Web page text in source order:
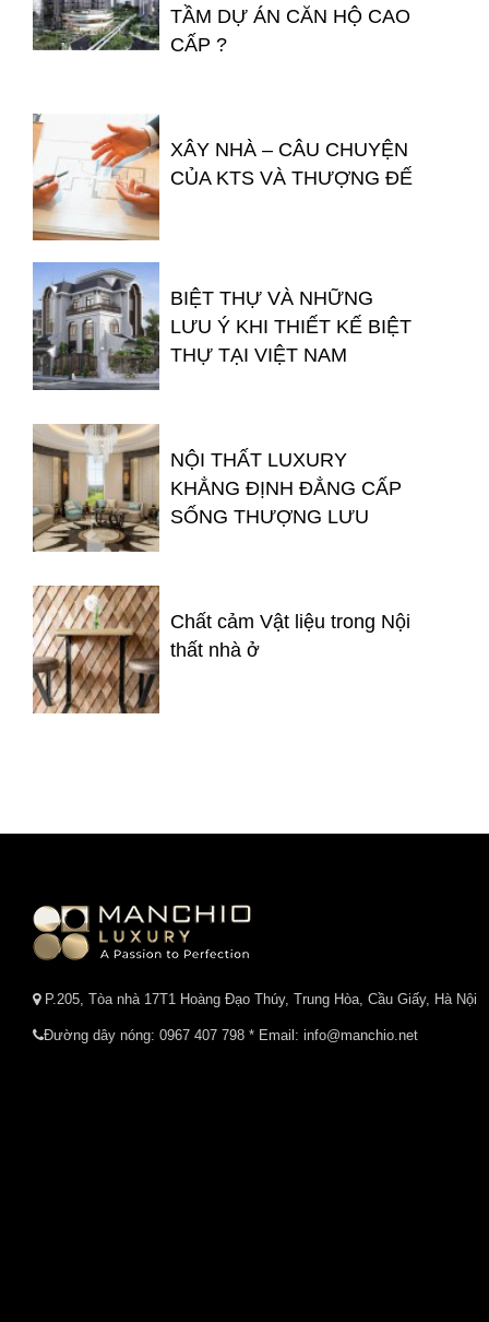
TẦM DỰ ÁN CĂN HỘ CAO
CẤP ?
XÂY NHÀ – CÂU CHUYỆN
CỦA KTS VÀ THƯỢNG ĐẾ
BIỆT THỰ VÀ NHỮNG
LƯU Ý KHI THIẾT KẾ BIỆT
THỰ TẠI VIỆT NAM
NỘI THẤT LUXURY
KHẲNG ĐỊNH ĐẲNG CẤP
SỐNG THƯỢNG LƯU
Chất cảm Vật liệu trong Nội
thất nhà ở
P.205, Tòa nhà 17T1 Hoàng Đạo Thúy, Trung Hòa, Cầu Giấy, Hà Nội
Đường dây nóng: 0967 407 798 * Email: info@manchio.net